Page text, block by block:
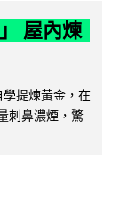
屋內煉
提煉黃金，在
刺鼻濃煙，驚